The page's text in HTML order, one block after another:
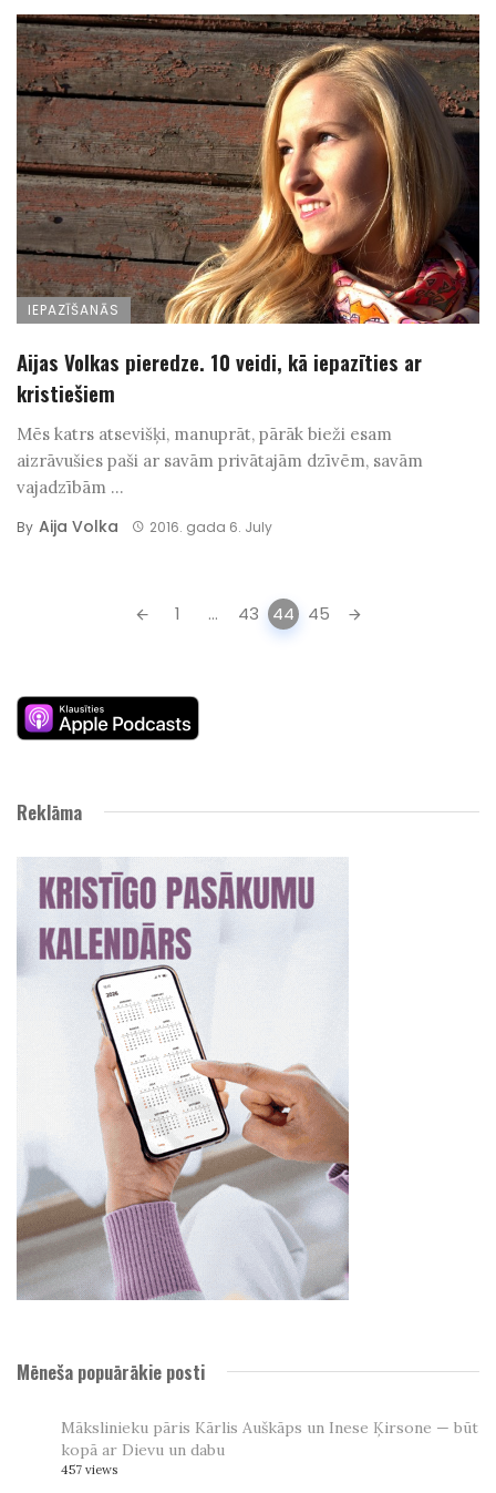
IEPAZĪŠANĀS
Aijas Volkas pieredze. 10 veidi, kā iepazīties ar
kristiešiem
Mēs katrs atsevišķi, manuprāt, pārāk bieži esam
aizrāvušies paši ar savām privātajām dzīvēm, savām
vajadzībām ...
By Aija Volka 2016. gada 6. July
1 ... 43 44 45
Reklāma
Mēneša popuārākie posti
Mākslinieku pāris Kārlis Auškāps un Inese Ķirsone — būt
kopā ar Dievu un dabu
457 views